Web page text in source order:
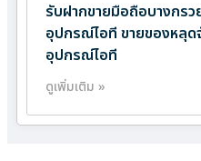
รับฝากขายมือถือบางกร
อุปกรณ์ไอที ขายของหลุด
อุปกรณ์ไอที
ดูเพิ่มเติม »